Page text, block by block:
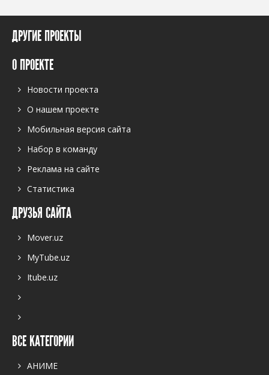
ДРУГИЕ ПРОЕКТЫ
О ПРОЕКТЕ
Новости проекта
О нашем проекте
Мобильная версия сайта
Набор в команду
Реклама на сайте
Статистика
ДРУЗЬЯ САЙТА
Mover.uz
MyTube.uz
Itube.uz
ВСЕ КАТЕГОРИИ
АНИМЕ